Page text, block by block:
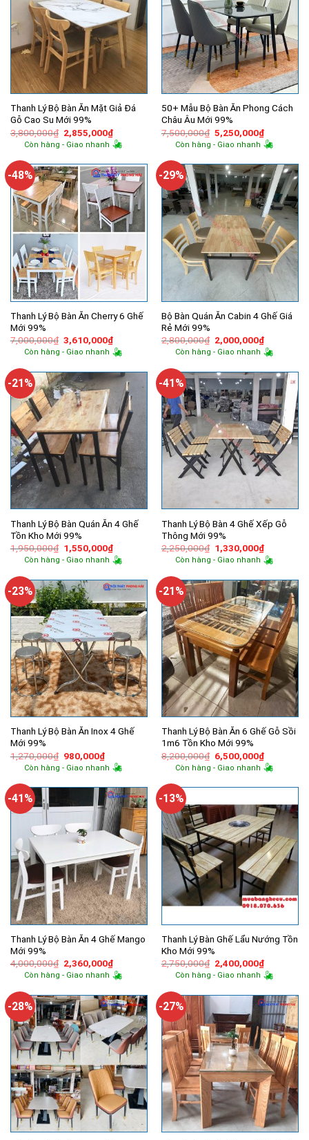
Thanh Lý Bộ Bàn Ăn Mặt Giả Đá
Gỗ Cao Su Mới 99%
3,800,000₫ Giá
gốc
là:
2,855,000₫Giá
hiện
tại
2,855,000₫.
Còn hàng - Giao nhanh
50+ Mẫu Bộ Bàn Ăn Phong Cách
Châu Âu Mới 99%
7,500,000₫ Giá
gốc
là:
5,250,000₫Giá
hiện
tại
Còn hàng - Giao nhanh
-48%
Thanh Lý Bộ Bàn Ăn Cherry 6 Ghế
Mới 99%
7,000,000₫ Giá
gốc
là:
3,610,000₫Giá
hiện
tại
3,610,000₫.
Còn hàng - Giao nhanh
-29%
Bộ Bàn Quán Ăn Cabin 4 Ghế Giá
Rẻ Mới 99%
2,800,000₫ Giá
gốc
là:
2,000,000₫Giá
hiện
tại
Còn hàng - Giao nhanh
-21%
Thanh Lý Bộ Bàn Quán Ăn 4 Ghế
Tồn Kho Mới 99%
1,950,000₫ Giá
gốc
là:
1,550,000₫Giá
hiện
tại
1,550,000₫.
Còn hàng - Giao nhanh
-41%
Thanh Lý Bộ Bàn 4 Ghế Xếp Gỗ
Thông Mới 99%
2,250,000₫ Giá
gốc
là:
1,330,000₫Giá
hiện
tại
Còn hàng - Giao nhanh
-23%
Thanh Lý Bộ Bàn Ăn Inox 4 Ghế
Mới 99%
1,270,000₫ Giá
gốc
là:
980,000₫Giá
hiện
tại
980,000₫.
Còn hàng - Giao nhanh
-21%
Thanh Lý Bộ Bàn Ăn 6 Ghế Gỗ Sồi
1m6 Tồn Kho Mới 99%
8,200,000₫ Giá
gốc
là:
6,500,000₫Giá
hiện
tại
Còn hàng - Giao nhanh
-41%
Thanh Lý Bộ Bàn Ăn 4 Ghế Mango
Mới 99%
4,000,000₫ Giá
gốc
là:
2,360,000₫Giá
hiện
tại
2,360,000₫.
Còn hàng - Giao nhanh
-13%
Thanh Lý Bàn Ghế Lẩu Nướng Tồn
Kho Mới 99%
2,750,000₫ Giá
gốc
là:
2,400,000₫Giá
hiện
tại
Còn hàng - Giao nhanh
-28% -27%